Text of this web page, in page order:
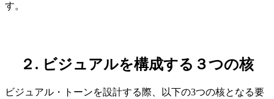
す。
２. ビジュアルを構成する３つの核
ビジュアル・トーンを設計する際、以下の3つの核となる要